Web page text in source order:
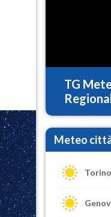
TG
Meteo
Torino